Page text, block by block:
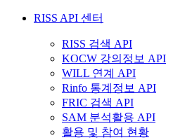
RISS API 센터
RISS 검색 API
KOCW 강의정보 API
WILL 연계 API
Rinfo 통계정보 API
FRIC 검색 API
SAM 분석활용 API
활용 및 참여 현황